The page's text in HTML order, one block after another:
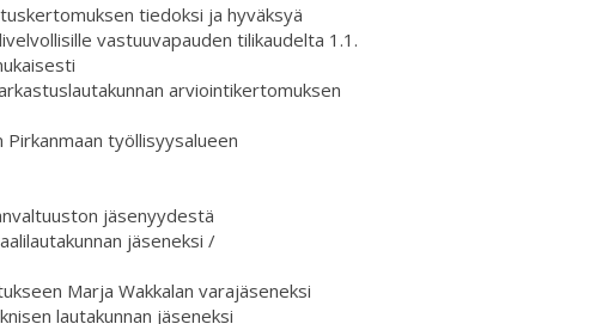
tiedoksi ja hyväksyä
vastuuvapauden tilikaudelta 1.1.
arviointikertomuksen
työllisyysalueen
jäsenyydestä
jäseneksi /
Marja Wakkalan varajäseneksi
lautakunnan jäseneksi